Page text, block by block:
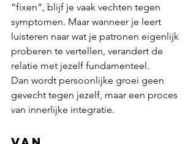
“fixen”, blijf je vaak vechten tegen
symptomen. Maar wanneer je leert
luisteren naar wat je patronen eigenlijk
proberen te vertellen, verandert de
relatie met jezelf fundamenteel.
Dan wordt persoonlijke groei geen
gevecht tegen jezelf, maar een proces
van innerlijke integratie.